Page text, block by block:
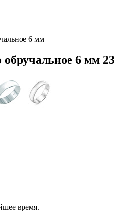
6 мм
6 мм
время.